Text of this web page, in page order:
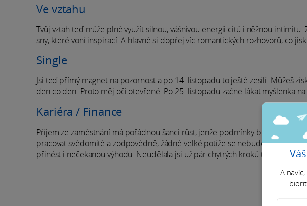
Ve vztahu
Tvůj vztah teď může plně využít silnou, vášnivou energii citů i něžnou
sny, které voní inspirací. A hlavně si dopřej víc romantických rozhovorů, co
Single
Jsi teď přímý magnet na pozornost a po 14. listopadu to ještě zesílí. Můžeš
den co den. Proto měj oči otevřené. Po 25. listopadu začne lákat myšlenka
Kariéra / Finance
Příjem ze zaměstnání má pořádnou šanci růst, jenže podmínky budou pod
pracovat svědomitě a zodpovědně, žádné velké potíže se nebudou nikde
přinést i nečekanou výhodu. Neudělala jsi už pár chytrých kroků tímhle
A